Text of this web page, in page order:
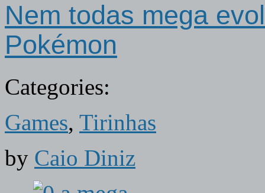
Nem todas mega
Pokémon
Categories:
Games, Tirinhas
by Caio Diniz